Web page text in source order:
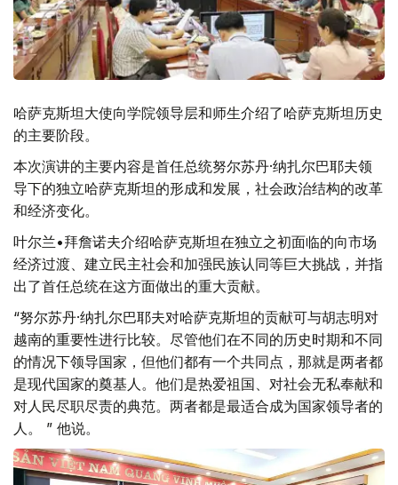
哈萨克斯坦大使向学院领导层和师生介绍了哈萨克斯坦历史
的主要阶段。
本次演讲的主要内容是首任总统努尔苏丹·纳扎尔巴耶夫领
导下的独立哈萨克斯坦的形成和发展，社会政治结构的改革
和经济变化。
叶尔兰•拜詹诺夫介绍哈萨克斯坦在独立之初面临的向市场
经济过渡、建立民主社会和加强民族认同等巨大挑战，并指
出了首任总统在这方面做出的重大贡献。
“努尔苏丹·纳扎尔巴耶夫对哈萨克斯坦的贡献可与胡志明对
越南的重要性进行比较。尽管他们在不同的历史时期和不同
的情况下领导国家，但他们都有一个共同点，那就是两者都
是现代国家的奠基人。他们是热爱祖国、对社会无私奉献和
对人民尽职尽责的典范。两者都是最适合成为国家领导者的
人。 ” 他说。